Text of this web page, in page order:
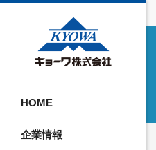
HOME
企業情報